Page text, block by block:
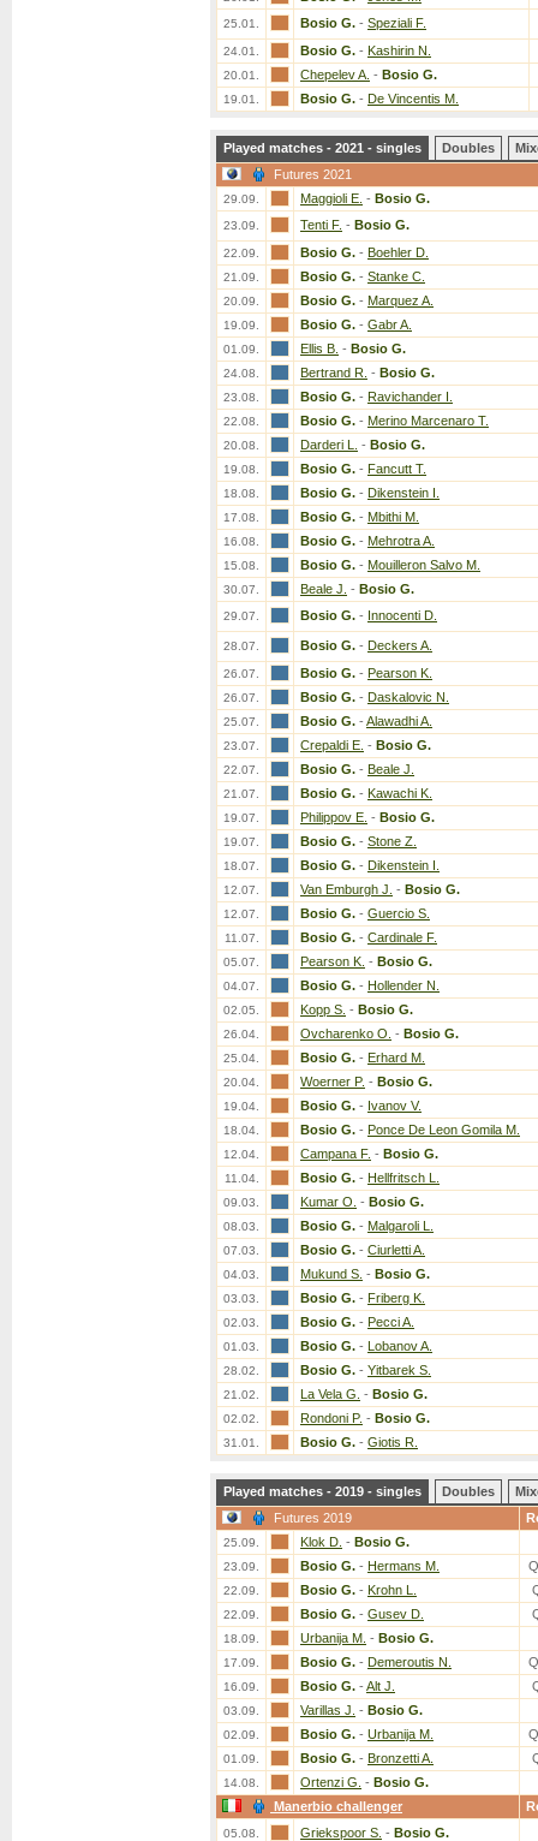
25.01. Bosio G. - Speziali F.
24.01. Bosio G. - Kashirin N.
20.01. Chepelev A. - Bosio G.
19.01. Bosio G. - De Vincentis M.
Played matches - 2021 - singles Doubles
Futures 2021
29.09. Maggioli E. - Bosio G.
23.09. Tenti F. - Bosio G.
22.09. Bosio G. - Boehler D.
21.09. Bosio G. - Stanke C.
20.09. Bosio G. - Marquez A.
19.09. Bosio G. - Gabr A.
01.09. Ellis B. - Bosio G.
24.08. Bertrand R. - Bosio G.
23.08. Bosio G. - Ravichander I.
22.08. Bosio G. - Merino Marcenaro T.
20.08. Darderi L. - Bosio G.
19.08. Bosio G. - Fancutt T.
18.08. Bosio G. - Dikenstein I.
17.08. Bosio G. - Mbithi M.
16.08. Bosio G. - Mehrotra A.
15.08. Bosio G. - Mouilleron Salvo M.
30.07. Beale J. - Bosio G.
29.07. Bosio G. - Innocenti D.
28.07. Bosio G. - Deckers A.
26.07. Bosio G. - Pearson K.
26.07. Bosio G. - Daskalovic N.
25.07. Bosio G. - Alawadhi A.
23.07. Crepaldi E. - Bosio G.
22.07. Bosio G. - Beale J.
21.07. Bosio G. - Kawachi K.
19.07. Philippov E. - Bosio G.
19.07. Bosio G. - Stone Z.
18.07. Bosio G. - Dikenstein I.
12.07. Van Emburgh J. - Bosio G.
12.07. Bosio G. - Guercio S.
11.07. Bosio G. - Cardinale F.
05.07. Pearson K. - Bosio G.
04.07. Bosio G. - Hollender N.
02.05. Kopp S. - Bosio G.
26.04. Ovcharenko O. - Bosio G.
25.04. Bosio G. - Erhard M.
20.04. Woerner P. - Bosio G.
19.04. Bosio G. - Ivanov V.
18.04. Bosio G. - Ponce De Leon Gomila M.
12.04. Campana F. - Bosio G.
11.04. Bosio G. - Hellfritsch L.
09.03. Kumar O. - Bosio G.
08.03. Bosio G. - Malgaroli L.
07.03. Bosio G. - Ciurletti A.
04.03. Mukund S. - Bosio G.
03.03. Bosio G. - Friberg K.
02.03. Bosio G. - Pecci A.
01.03. Bosio G. - Lobanov A.
28.02. Bosio G. - Yitbarek S.
21.02. La Vela G. - Bosio G.
02.02. Rondoni P. - Bosio G.
31.01. Bosio G. - Giotis R.
Played matches - 2019 - singles Doubles
Futures 2019
25.09. Klok D. - Bosio G.
23.09. Bosio G. - Hermans M.
22.09. Bosio G. - Krohn L.
22.09. Bosio G. - Gusev D.
18.09. Urbanija M. - Bosio G.
17.09. Bosio G. - Demeroutis N.
16.09. Bosio G. - Alt J.
03.09. Varillas J. - Bosio G.
02.09. Bosio G. - Urbanija M.
01.09. Bosio G. - Bronzetti A.
14.08. Ortenzi G. - Bosio G.
Manerbio challenger
05.08. Griekspoor S. - Bosio G.